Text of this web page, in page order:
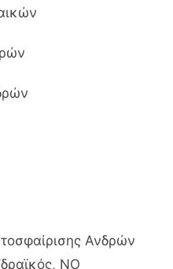
Ανδρών
ΝΟ